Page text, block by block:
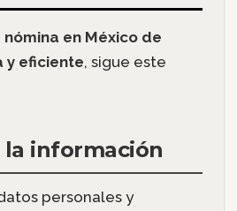
en México de
y eficiente, sigue este
la información
personales y